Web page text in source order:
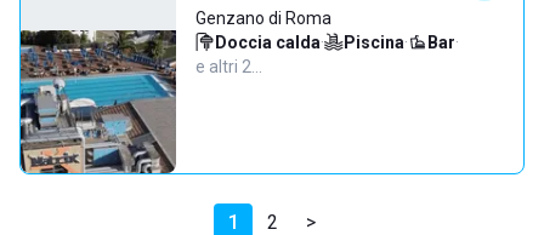
Genzano di Roma
Doccia calda· Piscina· Bar·
e altri 2…
1 2 >